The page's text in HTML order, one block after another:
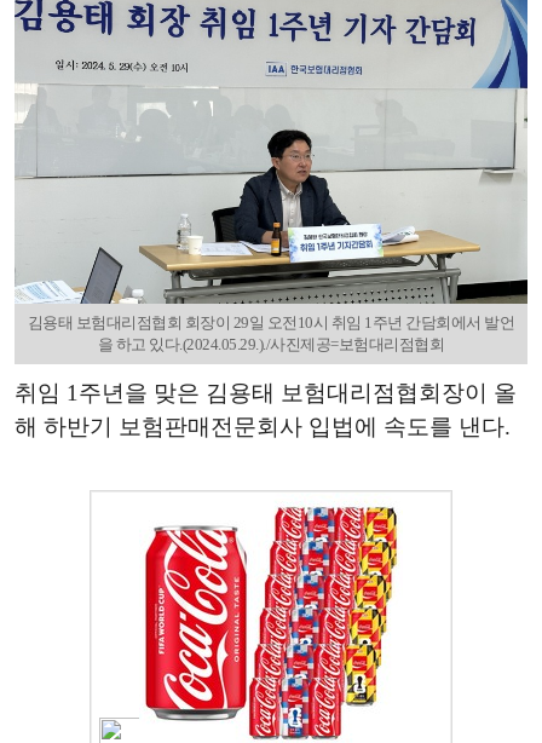
김용태 보험대리점협회 회장이 29일 오전10시 취임 1주년 간담회에서 발언
을 하고 있다.(2024.05.29.)./사진제공=보험대리점협회
취임 1주년을 맞은 김용태 보험대리점협회장이 올
해 하반기 보험판매전문회사 입법에 속도를 낸다.